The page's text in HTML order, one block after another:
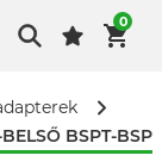
0
BSPT-BSP